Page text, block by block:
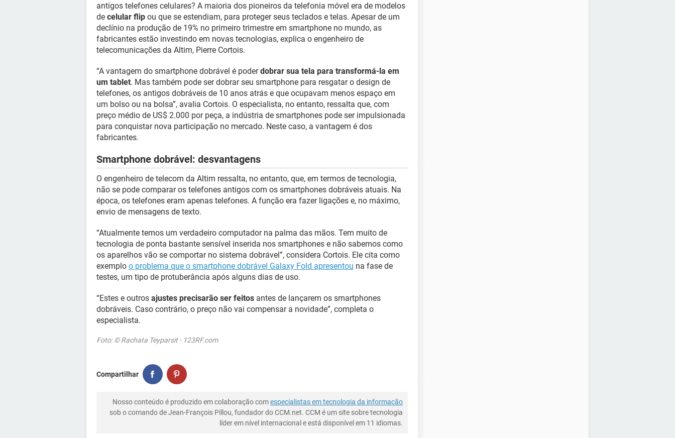
antigos telefones celulares? A maioria dos pioneiros da telefonia móvel era de modelos
de celular flip ou que se estendiam, para proteger seus teclados e telas. Apesar de um
declínio na produção de 19% no primeiro trimestre em smartphone no mundo, as
fabricantes estão investindo em novas tecnologias, explica o engenheiro de
telecomunicações da Altim, Pierre Cortois.
“A vantagem do smartphone dobrável é poderdobrar sua tela para transformá-la em
um tablet. Mas também pode ser dobrar seu smartphone para resgatar o design de
telefones, os antigos dobráveis de 10 anos atrás e que ocupavam menos espaço em
um bolso ou na bolsa”, avalia Cortois. O especialista, no entanto, ressalta que, com
preço médio de US$ 2.000 por peça, a indústria de smartphones pode ser impulsionada
para conquistar nova participação no mercado. Neste caso, a vantagem é dos
fabricantes.
Smartphone dobrável: desvantagens
O engenheiro de telecom da Altim ressalta, no entanto, que, em termos de tecnologia,
não se pode comparar os telefones antigos com os smartphones dobráveis atuais. Na
época, os telefones eram apenas telefones. A função era fazer ligações e, no máximo,
envio de mensagens de texto.
“Atualmente temos um verdadeiro computador na palma das mãos. Tem muito de
tecnologia de ponta bastante sensível inserida nos smartphones e não sabemos como
os aparelhos vão se comportar no sistema dobrável”, considera Cortois. Ele cita como
exemplo o problema que o smartphone dobrável Galaxy Fold apresentou na fase de
testes, um tipo de protuberância após alguns dias de uso.
“Estes e outros ajustes precisarão ser feitos antes de lançarem os smartphones
dobráveis. Caso contrário, o preço não vai compensar a novidade”, completa o
especialista.
Foto: © Rachata Teyparsit - 123RF.com
Compartilhar
Nosso conteúdo é produzido em colaboração comespecialistas em tecnologia da informação
sob o comando de Jean-François Pillou, fundador do CCM.net. CCM é um site sobre tecnologia
líder em nível internacional e está disponível em 11 idiomas.